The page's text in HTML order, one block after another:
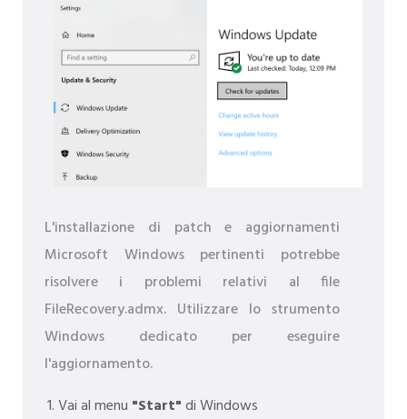
L'installazione di patch e aggiornamenti
Microsoft Windows pertinenti potrebbe
risolvere i problemi relativi al file
FileRecovery.admx. Utilizzare lo strumento
Windows dedicato per eseguire
l'aggiornamento.
Vai al menu "Start"di Windows